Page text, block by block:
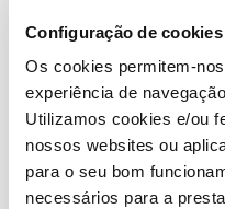
Configuração de cookies
Os cookies permitem-
experiência de
Utilizamos cookies e/ou
nossos websites ou
para o seu bom
necessários para a
Condições do Fórum